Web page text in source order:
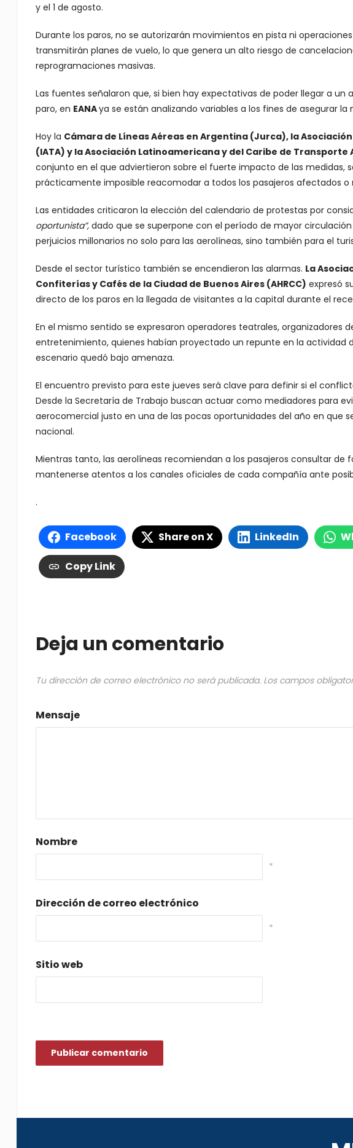
y el 1 de agosto.
Durante los paros, no se autorizarán movimientos en pista ni
transmitirán planes de vuelo, lo que genera un alto riesgo de
reprogramaciones masivas.
Las fuentes señalaron que, si bien hay expectativas de poder llegar a un
paro, en EANAya se están analizando variables a los fines de asegurar
Hoy la Cámara de Líneas Aéreas en Argentina (Jurca), la
(IATA) y la Asociación Latinoamericana y del Caribe de Transporte
conjunto en el que adviertieron sobre el fuerte impacto de las medidas,
prácticamente imposible reacomodar a todos los pasajeros afectados
Las entidades criticaron la elección del calendario de protestas por
oportunista”,dado que se superpone con el período de mayor
perjuicios millonarios no solo para las aerolíneas, sino también para el
Desde el sector turístico también se encendieron las alarmas. La
Confiterías y Cafés de la Ciudad de Buenos Aires (AHRCC) expresó
directo de los paros en la llegada de visitantes a la capital durante el
En el mismo sentido se expresaron operadores teatrales, organizadores
entretenimiento, quienes habían proyectado un repunte en la actividad
escenario quedó bajo amenaza.
El encuentro previsto para este jueves será clave para definir si el
Desde la Secretaría de Trabajo buscan actuar como mediadores para
aerocomercial justo en una de las pocas oportunidades del año en que
nacional.
Mientras tanto, las aerolíneas recomiendan a los pasajeros consultar de
mantenerse atentos a los canales oficiales de cada compañía ante
.
Facebook Share on X LinkedIn
Copy Link
Deja un comentario
Tu dirección de correo electrónico no será publicada. Los campos
Mensaje
Nombre
*
Dirección de correo electrónico
*
Sitio web